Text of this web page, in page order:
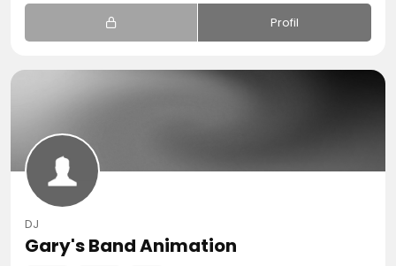
Profil
DJ
Gary's Band Animation